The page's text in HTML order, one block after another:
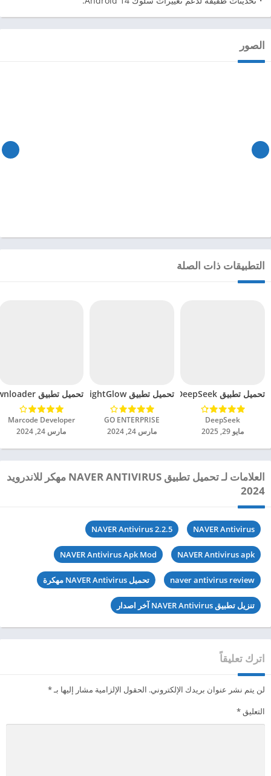
الصور
التطبيقات ذات الصلة
تحميل تطبيق DeepSeek مهكر للاندرويد 2025
DeepSeek‏
مايو 29, 2025
تحميل تطبيق BrightGlow مهكر للاندرويد 2024
GO ENTERPRISE‏
مارس 24, 2024
تحميل تطبيق mp4 video downloader مهكر للاندرويد 2024
Marcode Developer‏
مارس 24, 2024
العلامات لـ تحميل تطبيق NAVER ANTIVIRUS مهكر للاندرويد
2024
NAVER Antivirus
NAVER Antivirus 2.2.5
NAVER Antivirus apk
NAVER Antivirus Apk Mod
naver antivirus review تحميل NAVER Antivirus مهكرة
تنزيل تطبيق NAVER Antivirus آخر اصدار
اترك تعليقاً
لن يتم نشر عنوان بريدك الإلكتروني. الحقول الإلزامية مشار إليها بـ*
التعليق*